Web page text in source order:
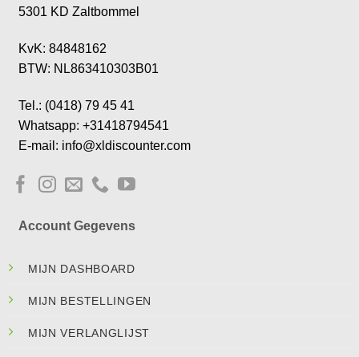
5301 KD Zaltbommel
KvK: 84848162
BTW: NL863410303B01
Tel.: (0418) 79 45 41
Whatsapp: +31418794541
E-mail: info@xldiscounter.com
Account Gegevens
MIJN DASHBOARD
MIJN BESTELLINGEN
MIJN VERLANGLIJST